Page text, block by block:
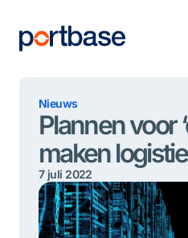
inhoud
Nieuws
Plannen voor
maken
7 juli 2022